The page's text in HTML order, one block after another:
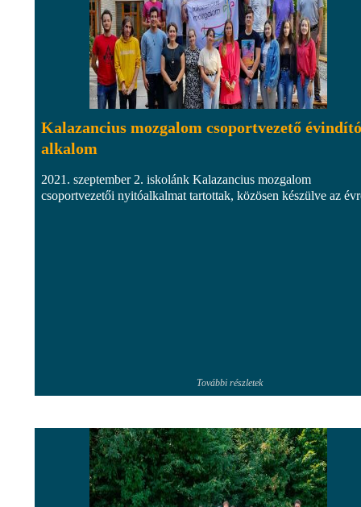
Kalazancius mozgalom csoportvezető évindító
alkalom
2021. szeptember 2. iskolánk Kalazancius mozgalom
csoportvezetői nyitóalkalmat tartottak, közösen készülve az
További részletek